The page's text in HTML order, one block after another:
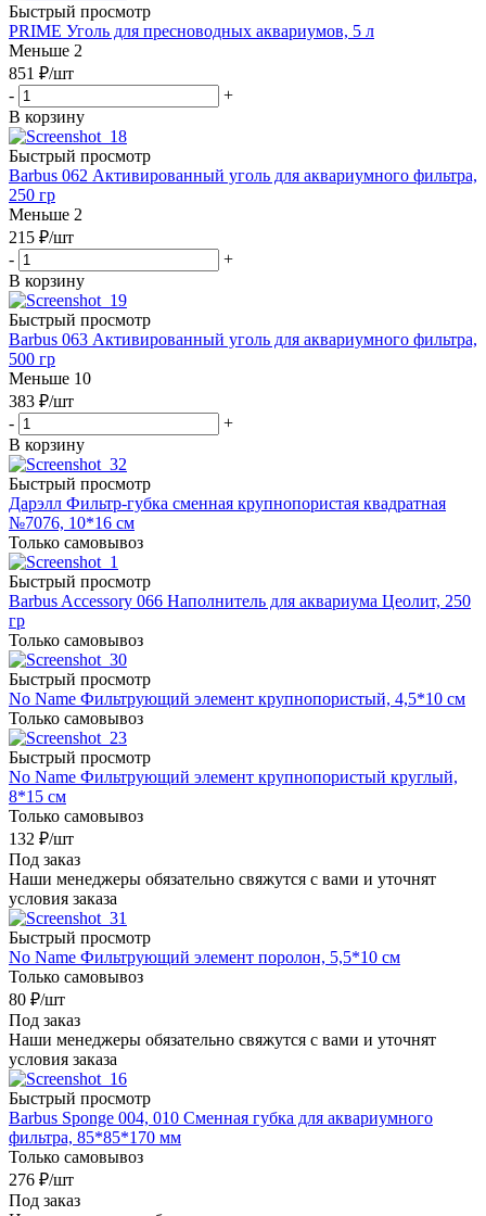
Быстрый просмотр
PRIME Уголь для пресноводных аквариумов, 5 л
Меньше 2
851 ₽/шт
-
+
В корзину
Быстрый просмотр
Barbus 062 Активированный уголь для аквариумного фильтра,
250 гр
Меньше 2
215 ₽/шт
-
+
В корзину
Быстрый просмотр
Barbus 063 Активированный уголь для аквариумного фильтра,
500 гр
Меньше 10
383 ₽/шт
-
+
В корзину
Быстрый просмотр
Дарэлл Фильтр-губка сменная крупнопористая квадратная
№7076, 10*16 см
Только самовывоз
Быстрый просмотр
Barbus Accessory 066 Наполнитель для аквариума Цеолит, 250
гр
Только самовывоз
Быстрый просмотр
No Name Фильтрующий элемент крупнопористый, 4,5*10 см
Только самовывоз
Быстрый просмотр
No Name Фильтрующий элемент крупнопористый круглый,
8*15 см
Только самовывоз
132 ₽/шт
Под заказ
Наши менеджеры обязательно свяжутся с вами и уточнят
условия заказа
Быстрый просмотр
No Name Фильтрующий элемент поролон, 5,5*10 см
Только самовывоз
80 ₽/шт
Под заказ
Наши менеджеры обязательно свяжутся с вами и уточнят
условия заказа
Быстрый просмотр
Barbus Sponge 004, 010 Сменная губка для аквариумного
фильтра, 85*85*170 мм
Только самовывоз
276 ₽/шт
Под заказ